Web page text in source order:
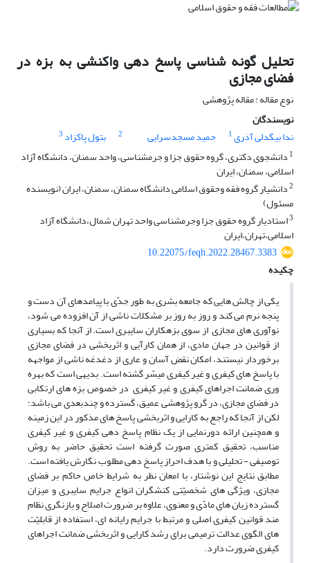
تحلیل گونه شناسی پاسخ دهی واکنشی به بزه در
فضای مجازی
نوع مقاله : مقاله پژوهشی
نویسندگان
ندا بیگدلی آذری1 حمید مسجدسرایی 2 بتول پاکزاد 3
1 دانشجوی دکتری، گروه حقوق جزا و جرمشناسی، واحد سمنان، دانشگاه آزاد
اسلامی، سمنان، ایران
2دانشیار گروه فقه وحقوق اسلامی دانشگاه سمنان، سمنان، ایران (نویسنده
مسئول)
3استادیار گروه حقوق جزا وجرمشناسی واحد تهران شمال،دانشگاه آزاد
اسلامی،تهران،ایران
10.22075/feqh.2022.28467.3383
چکیده
یکی از چالش هایی که جامعه بشری به طور جدّی با پیامدهای آن دست و
پنجه نرم می کند و روز به روز بر مشکلات ناشی از آن افزوده می شود،
نوآوری های مجازی از سوی بزهکاران سایبری است. از آنجا که بسیاری
از قوانین در جهان مادی، از همان کارآیی و اثربخشی در فضای مجازی
برخوردار نیستند، امکان نقض آسان و عاری از دغدغه ناشی از مواجهه
با پاسخ های کیفری و غیر کیفری میسّر گشته است. بدیهی است که بهره
وری ضمانت اجراهای کیفری و غیر کیفری در خصوص بزه های ارتکابی
در فضای مجازی، در گرو پژوهشی عمیق، گسترده و چندبعدی می باشد؛
لکن از آنجا که راجع به کارایی و اثربخشی پاسخ های مذکور در این زمینه
و همچنین ارائه دورنمایی از یک نظام پاسخ دهی کیفری و غیر کیفری
مناسب، تحقیق کمتری صورت گرفته است تحقیق حاضر به روش
توصیفی - تحلیلی و با هدف احراز پاسخ دهی مطلوب نگارش یافته است.
مطابق نتایج این نوشتار، با امعان نظر به شرایط خاص حاکم بر فضای
مجازی، ویژگی های شخصیّتی کنشگران انواع جرایم سایبری و میزان
گسترده زیان های مادّی و معنوی، علاوه بر ضرورت اصلاح و بازنگری نظام
مند قوانین کیفری اصلی و مرتبط با جرایم رایانه ای، استفاده از قابلیّت
های الگوی عدالت ترمیمی برای رشد کارایی و اثربخشی ضمانت اجراهای
کیفری ضرورت دارد.